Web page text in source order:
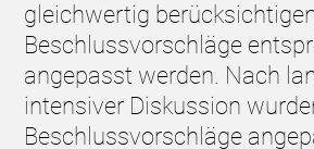
gleichwertig
Beschlussvorschläge
angepasst werden. Nach
intensiver Diskussion
Beschlussvorschläge